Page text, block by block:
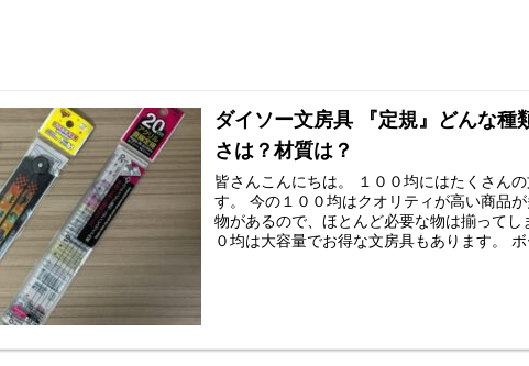
ダイソー文房具 『定規』どんな種
さは？材質は？
皆さんこんにちは。 １００均にはたくさん
す。 今の１００均はクオリティが高い商品
物があるので、ほとんど必要な物は揃ってし
０均は大容量でお得な文房具もあります。